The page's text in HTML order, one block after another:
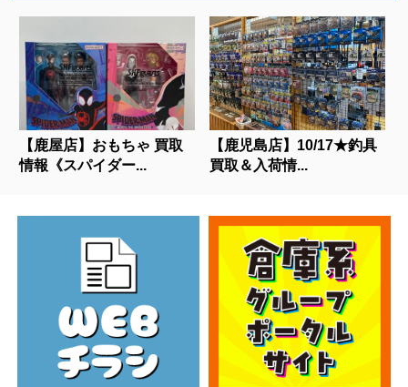
【鹿屋店】おもちゃ 買取
情報《スパイダー...
【鹿児島店】10/17★釣具
買取＆入荷情...